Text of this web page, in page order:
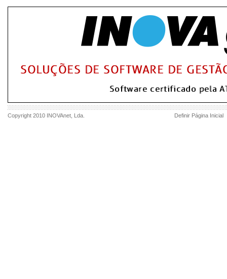
Copyright 2010 INOVAnet , Lda. Definir Página Inicial